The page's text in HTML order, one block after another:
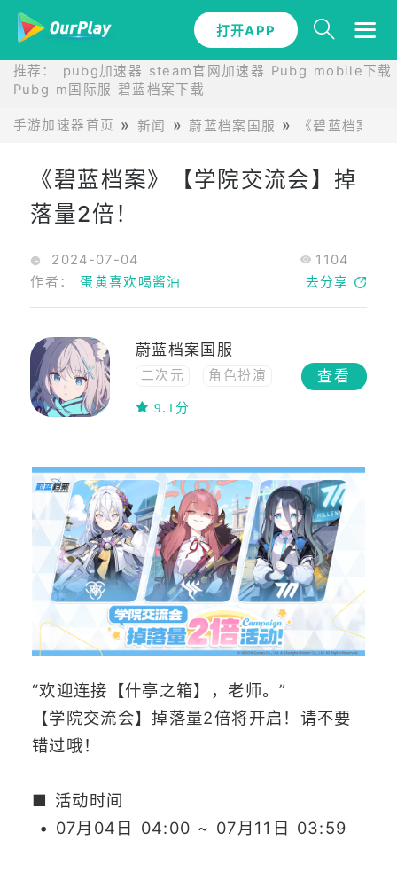
打开APP
推荐： pubg加速器 steam官网加速器 Pubg mobile下载
Pubg m国际服 碧蓝档案下载
手游加速器首页 新闻 蔚蓝档案国服 《碧蓝档案》
《碧蓝档案》【学院交流会】掉
落量2倍！
2024-07-04
1104
作者：蛋黄喜欢喝酱油 去分享
蔚蓝档案国服
二次元
角色扮演
休闲
9.1分
查看
“欢迎连接【什亭之箱】，老师。”
【学院交流会】掉落量2倍将开启！请不要
错过哦！
■ 活动时间
• 07月04日 04:00 ~ 07月11日 03:59